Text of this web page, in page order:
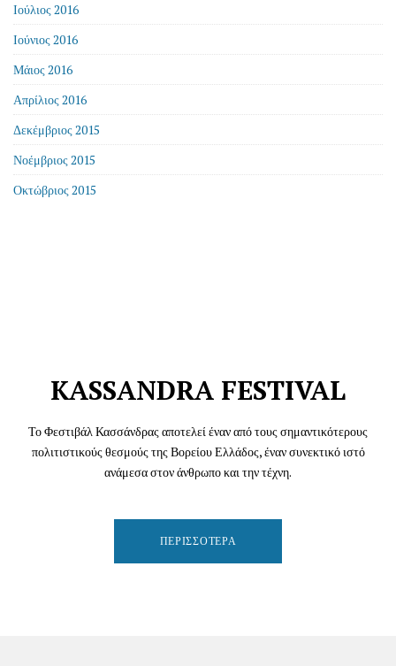
Ιούλιος 2016
Ιούνιος 2016
Μάιος 2016
Απρίλιος 2016
Δεκέμβριος 2015
Νοέμβριος 2015
Οκτώβριος 2015
KASSANDRA FESTIVAL
Το Φεστιβάλ Κασσάνδρας αποτελεί έναν από τους σημαντικότερους
πολιτιστικούς θεσμούς της Βορείου Ελλάδος, έναν συνεκτικό ιστό
ανάμεσα στον άνθρωπο και την τέχνη.
ΠΕΡΙΣΣΌΤΕΡΑ